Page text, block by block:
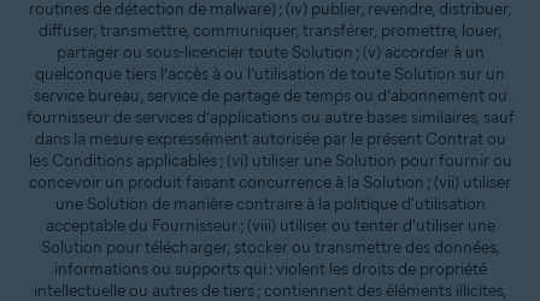
routines de détection de malware) ; (iv) publier, revendre, distribuer,
diffuser, transmettre, communiquer, transférer, promettre, louer,
partager ou sous-licencier toute Solution ; (v) accorder à un
quelconque tiers l’accès à ou l’utilisation de toute Solution sur un
service bureau, service de partage de temps ou d’abonnement ou
fournisseur de services d’applications ou autre bases similaires, sauf
dans la mesure expressément autorisée par le présent Contrat ou
les Conditions applicables ; (vi) utiliser une Solution pour fournir ou
concevoir un produit faisant concurrence à la Solution ; (vii) utiliser
une Solution de manière contraire à la politique d'utilisation
acceptable du Fournisseur ; (viii) utiliser ou tenter d'utiliser une
Solution pour télécharger, stocker ou transmettre des données,
informations ou supports qui : violent les droits de propriété
intellectuelle ou autres de tiers ; contiennent des éléments illicites,